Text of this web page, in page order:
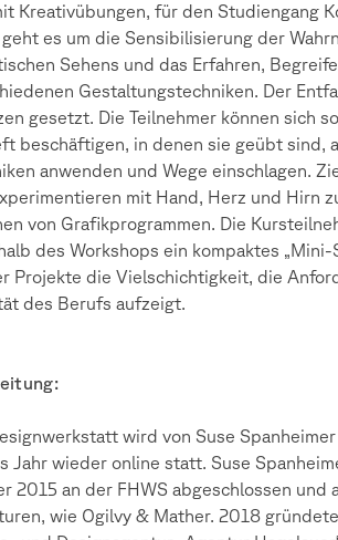
Kreativübungen, für den Studiengang
geht es um die Sensibilisierung der
Sehens und das Erfahren,
Gestaltungstechniken. Der
gesetzt. Die Teilnehmer können sich
beschäftigen, in denen sie geübt sind,
anwenden und Wege einschlagen.
mit Hand, Herz und Hirn
von Grafikprogrammen. Die
des Workshops ein kompaktes „Mini-
Projekte die Vielschichtigkeit, die
des Berufs aufzeigt.
wird von Suse
Jahr wieder online statt. Suse
2015 an der FHWS abgeschlossen und
wie Ogilvy & Mather. 2018